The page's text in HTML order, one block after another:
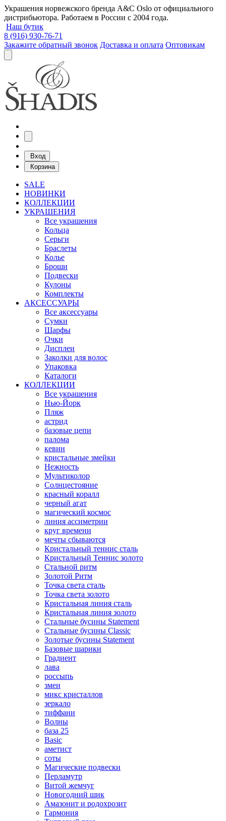
Украшения норвежского бренда A&C Oslo от официального
дистрибьютора. Работаем в России с 2004 года.
Наш бутик
8 (916) 930-76-71
Закажите обратный звонок Доставка и оплата Оптовикам
Вход
Корзина
SALE
НОВИНКИ
КОЛЛЕКЦИИ
УКРАШЕНИЯ
Все украшения
Кольца
Серьги
Браслеты
Колье
Броши
Подвески
Кулоны
Комплекты
АКСЕССУАРЫ
Все аксессуары
Сумки
Шарфы
Очки
Дисплеи
Заколки для волос
Упаковка
Каталоги
КОЛЛЕКЦИИ
Все украшения
Нью-Йорк
Пляж
астрид
базовые цепи
палома
кевин
кристальные змейки
Нежность
Мультиколор
Солнцестояние
красный коралл
черный агат
магический космос
линия ассиметрии
круг времени
мечты сбываются
Кристальный теннис сталь
Кристальный Теннис золото
Стальной ритм
Золотой Ритм
Точка света сталь
Точка света золото
Кристальная линия сталь
Кристальная линия золото
Стальные бусины Statement
Стальные бусины Classic
Золотые бусины Statement
Базовые шарики
Градиент
лава
россыпь
змеи
микс кристаллов
зеркало
тиффани
Волны
база 25
Basic
аметист
соты
Магические подвески
Перламутр
Витой жемчуг
Новогодний шик
Амазонит и родохрозит
Гармония